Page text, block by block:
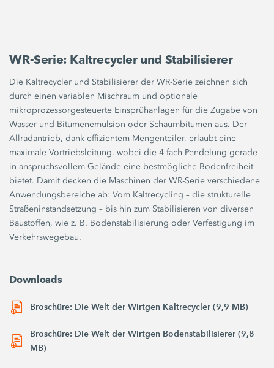
WR-Serie: Kaltrecycler und Stabilisierer
Die Kaltrecycler und Stabilisierer der WR-Serie zeichnen sich
durch einen variablen Mischraum und optionale
mikroprozessorgesteuerte Einsprühanlagen für die Zugabe von
Wasser und Bitumenemulsion oder Schaumbitumen aus. Der
Allradantrieb, dank effizientem Mengenteiler, erlaubt eine
maximale Vortriebsleitung, wobei die 4-fach-Pendelung gerade
in anspruchsvollem Gelände eine bestmögliche Bodenfreiheit
bietet. Damit decken die Maschinen der WR-Serie verschiedene
Anwendungsbereiche ab: Vom Kaltrecycling – die strukturelle
Straßeninstandsetzung – bis hin zum Stabilisieren von diversen
Baustoffen, wie z. B. Bodenstabilisierung oder Verfestigung im
Verkehrswegebau.
Downloads
Broschüre: Die Welt der Wirtgen Kaltrecycler (9,9 MB)
Broschüre: Die Welt der Wirtgen Bodenstabilisierer (9,8
MB)